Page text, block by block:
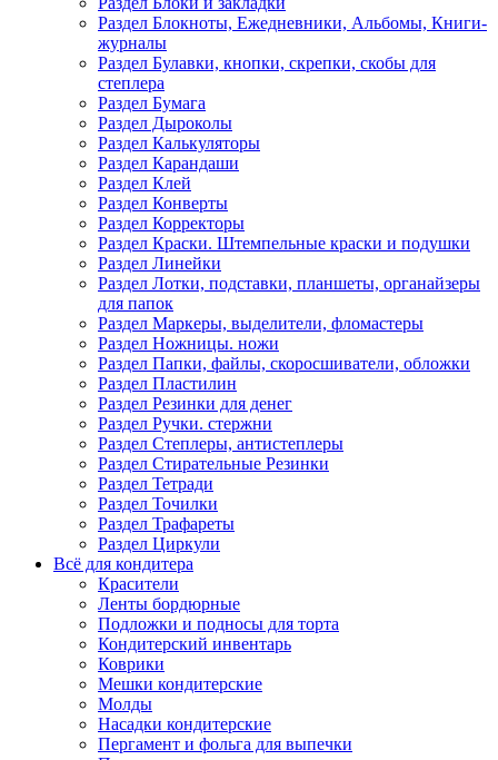
Раздел Блокноты, Ежедневники, Альбомы, Книги-
журналы
Раздел Булавки, кнопки, скрепки, скобы для
степлера
Раздел Бумага
Раздел Дыроколы
Раздел Калькуляторы
Раздел Карандаши
Раздел Клей
Раздел Конверты
Раздел Корректоры
Раздел Краски. Штемпельные краски и подушки
Раздел Линейки
Раздел Лотки, подставки, планшеты, органайзеры
для папок
Раздел Маркеры, выделители, фломастеры
Раздел Ножницы. ножи
Раздел Папки, файлы, скоросшиватели, обложки
Раздел Пластилин
Раздел Резинки для денег
Раздел Ручки. стержни
Раздел Степлеры, антистеплеры
Раздел Стирательные Резинки
Раздел Тетради
Раздел Точилки
Раздел Трафареты
Раздел Циркули
Всё для кондитера
Красители
Ленты бордюрные
Подложки и подносы для торта
Кондитерский инвентарь
Коврики
Мешки кондитерские
Молды
Насадки кондитерские
Пергамент и фольга для выпечки